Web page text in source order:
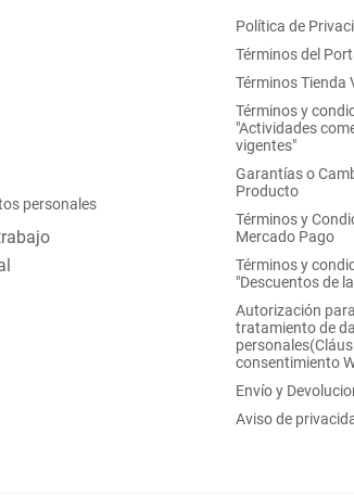
personales
Política de
Términos del
Términos Tienda
Términos y
"Actividades
vigentes"
Garantías o
Producto
Términos y
Mercado Pago
Términos y
"Descuentos de
Autorización
tratamiento de
consentimiento
Envío y
Aviso de